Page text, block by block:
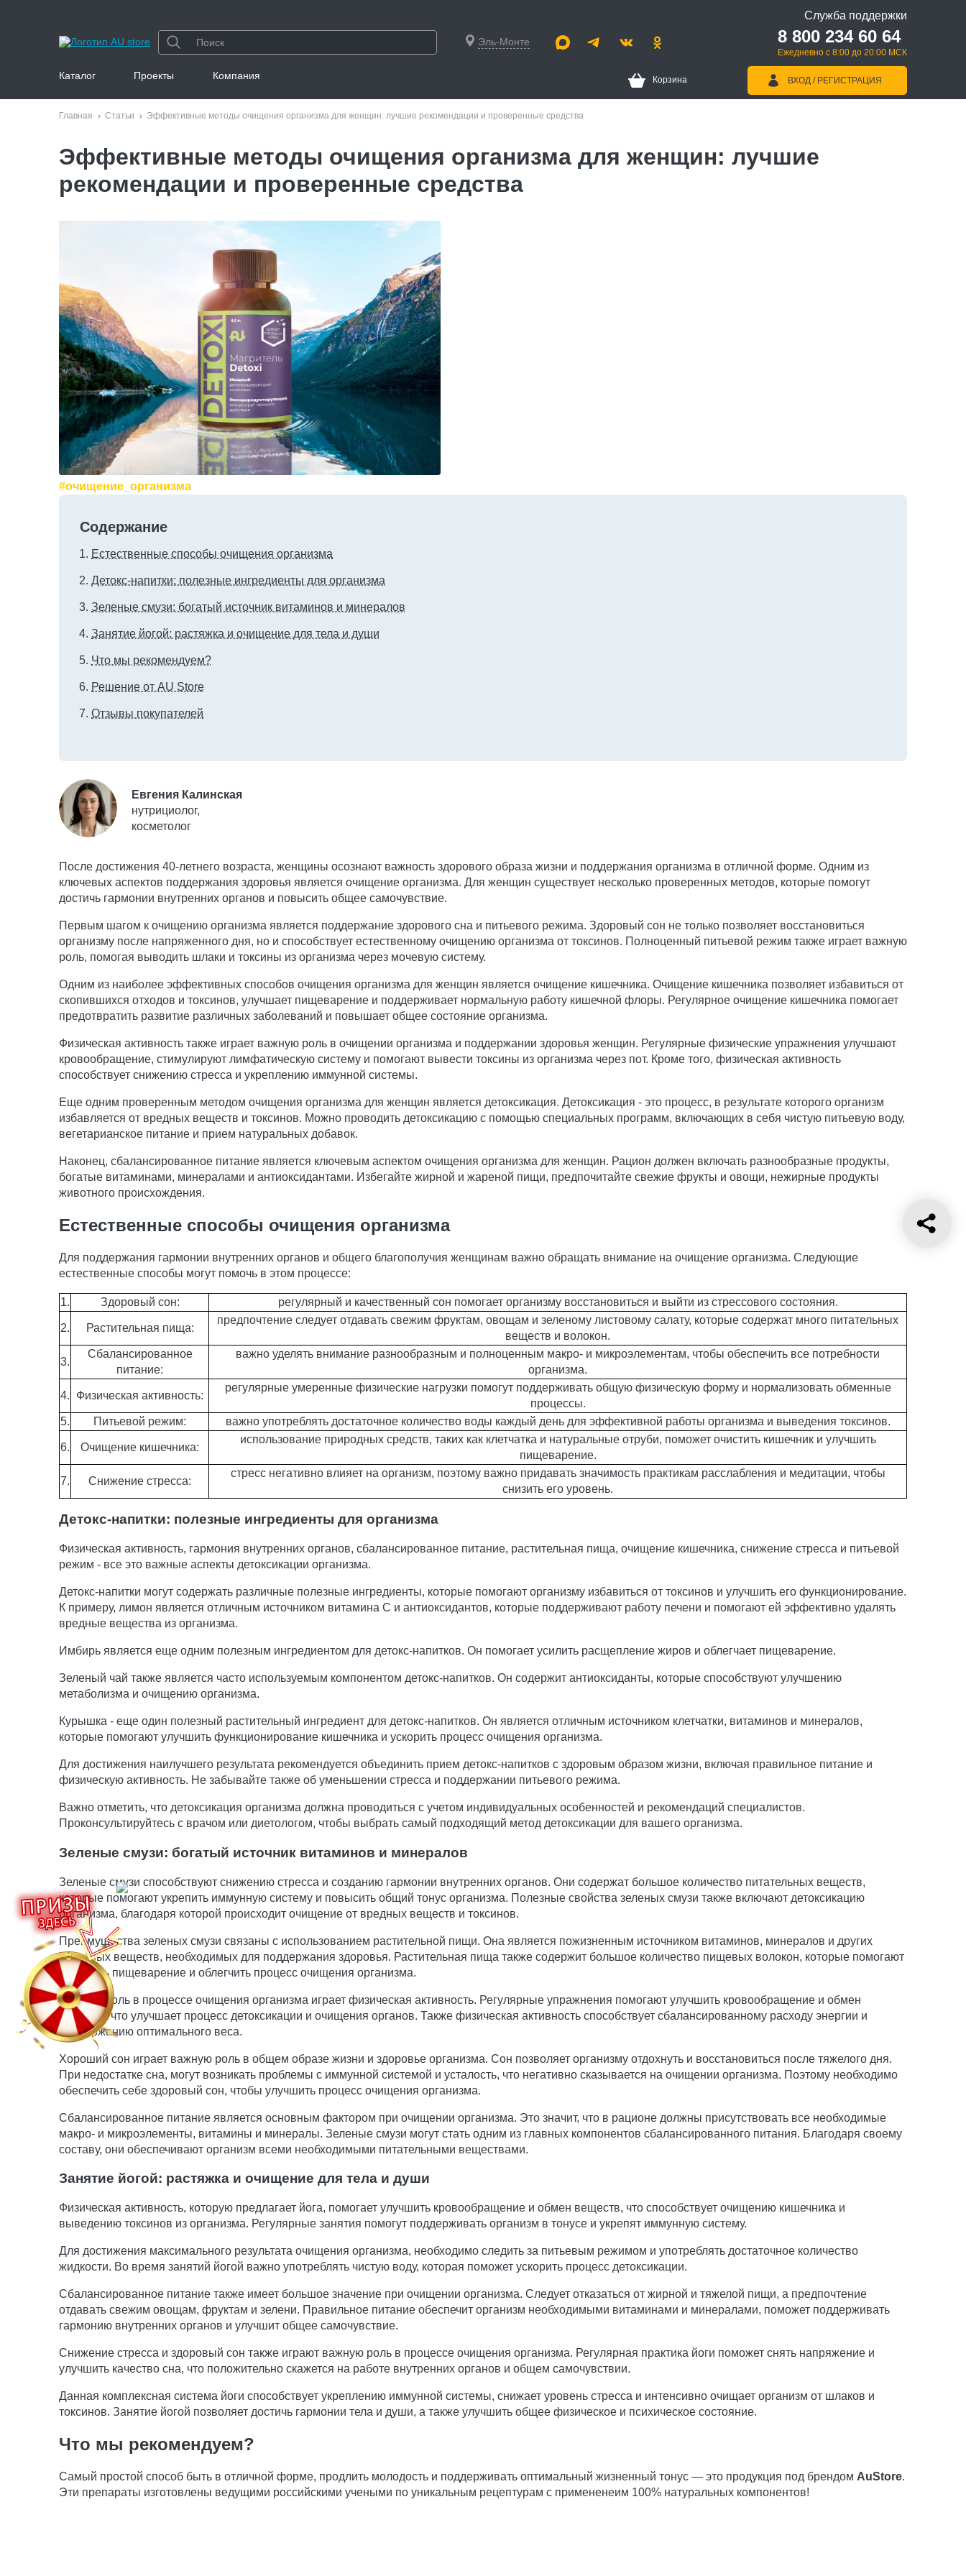
Эль-Монте
Служба поддержки
8 800 234 60 64
Ежедневно с 8:00 до 20:00 МСК
Каталог Проекты Компания Корзина ВХОД / РЕГИСТРАЦИЯ
Главная Статьи Эффективные методы очищения организма для женщин: лучшие рекомендации и проверенные средства
Эффективные методы очищения организма для женщин: лучшие
рекомендации и проверенные средства
#очищение_организма
Содержание
Естественные способы очищения организма
Детокс-напитки: полезные ингредиенты для организма
Зеленые смузи: богатый источник витаминов и минералов
Занятие йогой: растяжка и очищение для тела и души
Что мы рекомендуем?
Решение от AU Store
Отзывы покупателей
Евгения Калинская
нутрициолог,
косметолог
После достижения 40-летнего возраста, женщины осознают важность здорового образа жизни и поддержания организма в отличной форме. Одним из
ключевых аспектов поддержания здоровья является очищение организма. Для женщин существует несколько проверенных методов, которые помогут
достичь гармонии внутренних органов и повысить общее самочувствие.
Первым шагом к очищению организма является поддержание здорового сна и питьевого режима. Здоровый сон не только позволяет восстановиться
организму после напряженного дня, но и способствует естественному очищению организма от токсинов. Полноценный питьевой режим также играет важную
роль, помогая выводить шлаки и токсины из организма через мочевую систему.
Одним из наиболее эффективных способов очищения организма для женщин является очищение кишечника. Очищение кишечника позволяет избавиться от
скопившихся отходов и токсинов, улучшает пищеварение и поддерживает нормальную работу кишечной флоры. Регулярное очищение кишечника помогает
предотвратить развитие различных заболеваний и повышает общее состояние организма.
Физическая активность также играет важную роль в очищении организма и поддержании здоровья женщин. Регулярные физические упражнения улучшают
кровообращение, стимулируют лимфатическую систему и помогают вывести токсины из организма через пот. Кроме того, физическая активность
способствует снижению стресса и укреплению иммунной системы.
Еще одним проверенным методом очищения организма для женщин является детоксикация. Детоксикация - это процесс, в результате которого организм
избавляется от вредных веществ и токсинов. Можно проводить детоксикацию с помощью специальных программ, включающих в себя чистую питьевую воду,
вегетарианское питание и прием натуральных добавок.
Наконец, сбалансированное питание является ключевым аспектом очищения организма для женщин. Рацион должен включать разнообразные продукты,
богатые витаминами, минералами и антиоксидантами. Избегайте жирной и жареной пищи, предпочитайте свежие фрукты и овощи, нежирные продукты
животного происхождения.
Естественные способы очищения организма
Для поддержания гармонии внутренних органов и общего благополучия женщинам важно обращать внимание на очищение организма. Следующие
естественные способы могут помочь в этом процессе:
1. Здоровый сон: регулярный и качественный сон помогает организму восстановиться и выйти из стрессового состояния.
2. Растительная пища:
предпочтение следует отдавать свежим фруктам, овощам и зеленому листовому салату, которые содержат много питательных
веществ и волокон.
3.
Сбалансированное
питание:
важно уделять внимание разнообразным и полноценным макро- и микроэлементам, чтобы обеспечить все потребности
организма.
4. Физическая активность:
регулярные умеренные физические нагрузки помогут поддерживать общую физическую форму и нормализовать обменные
процессы.
5.
Питьевой режим: важно употреблять достаточное количество воды каждый день для эффективной работы организма и выведения токсинов.
6. Очищение кишечника:
использование природных средств, таких как клетчатка и натуральные отруби, поможет очистить кишечник и улучшить
пищеварение.
7. Снижение стресса:
стресс негативно влияет на организм, поэтому важно придавать значимость практикам расслабления и медитации, чтобы
снизить его уровень.
Детокс-напитки: полезные ингредиенты для организма
Физическая активность, гармония внутренних органов, сбалансированное питание, растительная пища, очищение кишечника, снижение стресса и питьевой
режим - все это важные аспекты детоксикации организма.
Детокс-напитки могут содержать различные полезные ингредиенты, которые помогают организму избавиться от токсинов и улучшить его функционирование.
К примеру, лимон является отличным источником витамина C и антиоксидантов, которые поддерживают работу печени и помогают ей эффективно удалять
вредные вещества из организма.
Имбирь является еще одним полезным ингредиентом для детокс-напитков. Он помогает усилить расщепление жиров и облегчает пищеварение.
Зеленый чай также является часто используемым компонентом детокс-напитков. Он содержит антиоксиданты, которые способствуют улучшению
метаболизма и очищению организма.
Курышка - еще один полезный растительный ингредиент для детокс-напитков. Он является отличным источником клетчатки, витаминов и минералов,
которые помогают улучшить функционирование кишечника и ускорить процесс очищения организма.
Для достижения наилучшего результата рекомендуется объединить прием детокс-напитков с здоровым образом жизни, включая правильное питание и
физическую активность. Не забывайте также об уменьшении стресса и поддержании питьевого режима.
Важно отметить, что детоксикация организма должна проводиться с учетом индивидуальных особенностей и рекомендаций специалистов.
Проконсультируйтесь с врачом или диетологом, чтобы выбрать самый подходящий метод детоксикации для вашего организма.
Зеленые смузи: богатый источник витаминов и минералов
Зеленые смузи способствуют снижению стресса и созданию гармонии внутренних органов. Они содержат большое количество питательных веществ,
которые помогают укрепить иммунную систему и повысить общий тонус организма. Полезные свойства зеленых смузи также включают детоксикацию
организма, благодаря которой происходит очищение от вредных веществ и токсинов.
Преимущества зеленых смузи связаны с использованием растительной пищи. Она является пожизненным источником витаминов, минералов и других
полезных веществ, необходимых для поддержания здоровья. Растительная пища также содержит большое количество пищевых волокон, которые помогают
улучшить пищеварение и облегчить процесс очищения организма.
Важную роль в процессе очищения организма играет физическая активность. Регулярные упражнения помогают улучшить кровообращение и обмен
веществ, что улучшает процесс детоксикации и очищения органов. Также физическая активность способствует сбалансированному расходу энергии и
поддержанию оптимального веса.
Хороший сон играет важную роль в общем образе жизни и здоровье организма. Сон позволяет организму отдохнуть и восстановиться после тяжелого дня.
При недостатке сна, могут возникать проблемы с иммунной системой и усталость, что негативно сказывается на очищении организма. Поэтому необходимо
обеспечить себе здоровый сон, чтобы улучшить процесс очищения организма.
Сбалансированное питание является основным фактором при очищении организма. Это значит, что в рационе должны присутствовать все необходимые
макро- и микроэлементы, витамины и минералы. Зеленые смузи могут стать одним из главных компонентов сбалансированного питания. Благодаря своему
составу, они обеспечивают организм всеми необходимыми питательными веществами.
Занятие йогой: растяжка и очищение для тела и души
Физическая активность, которую предлагает йога, помогает улучшить кровообращение и обмен веществ, что способствует очищению кишечника и
выведению токсинов из организма. Регулярные занятия помогут поддерживать организм в тонусе и укрепят иммунную систему.
Для достижения максимального результата очищения организма, необходимо следить за питьевым режимом и употреблять достаточное количество
жидкости. Во время занятий йогой важно употреблять чистую воду, которая поможет ускорить процесс детоксикации.
Сбалансированное питание также имеет большое значение при очищении организма. Следует отказаться от жирной и тяжелой пищи, а предпочтение
отдавать свежим овощам, фруктам и зелени. Правильное питание обеспечит организм необходимыми витаминами и минералами, поможет поддерживать
гармонию внутренних органов и улучшит общее самочувствие.
Снижение стресса и здоровый сон также играют важную роль в процессе очищения организма. Регулярная практика йоги поможет снять напряжение и
улучшить качество сна, что положительно скажется на работе внутренних органов и общем самочувствии.
Данная комплексная система йоги способствует укреплению иммунной системы, снижает уровень стресса и интенсивно очищает организм от шлаков и
токсинов. Занятие йогой позволяет достичь гармонии тела и души, а также улучшить общее физическое и психическое состояние.
Что мы рекомендуем?
Самый простой способ быть в отличной форме, продлить молодость и поддерживать оптимальный жизненный тонус — это продукция под брендом AuStore.
Эти препараты изготовлены ведущими российскими учеными по уникальным рецептурам с примененеим 100% натуральных компонентов!